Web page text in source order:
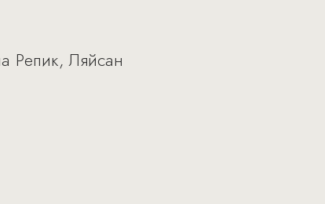
Репик, Ляйсан